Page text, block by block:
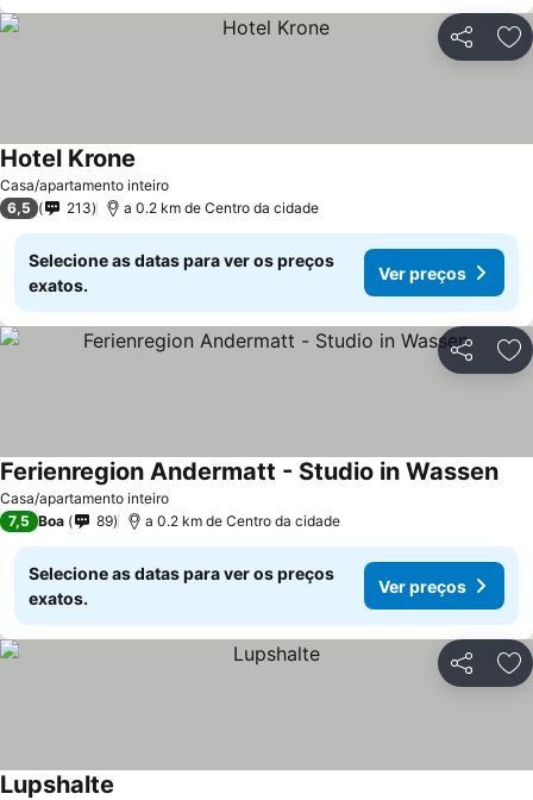
Partilhar
Casa/apartamento inteiro
Hotel Krone
6,5 213 a 0.2 km de Centro da cidade
Selecione as datas para ver os preços
exatos.
Ver preços
Partilhar
Casa/apartamento inteiro
Ferienregion Andermatt - Studio in Wassen
7,5 Boa 89 a 0.2 km de Centro da cidade
Selecione as datas para ver os preços
exatos.
Ver preços
Partilhar
Lupshalte